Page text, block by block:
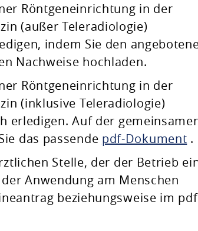
Röntgeneinrichtung in der
(außer Teleradiologie)
indem Sie den
Nachweise hochladen.
Röntgeneinrichtung in der
(inklusive Teleradiologie)
erledigen. Auf der
das passende pdf-Dokument .
Stelle, der der Betrieb
Anwendung am Menschen
beziehungsweise im